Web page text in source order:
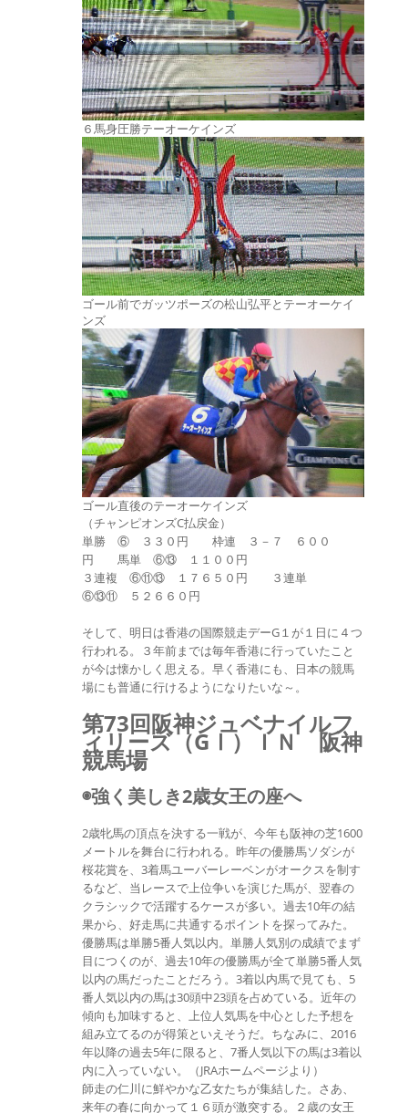
６馬身圧勝テーオーケインズ
ゴール前でガッツポーズの松山弘平とテーオーケイ
ンズ
ゴール直後のテーオーケインズ
（チャンピオンズC払戻金）
単勝 ⑥ ３３０円 枠連 ３－７ ６００
円 馬単 ⑥⑬ １１００円
３連複 ⑥⑪⑬ １７６５０円 ３連単
⑥⑬⑪ ５２６６０円
そして、明日は香港の国際競走デーG１が１日に４つ
行われる。３年前までは毎年香港に行っていたこと
が今は懐かしく思える。早く香港にも、日本の競馬
場にも普通に行けるようになりたいな～。
第73回阪神ジュベナイルフ
ィリーズ（GⅠ）ＩＮ 阪神
競馬場
◉強く美しき2歳女王の座へ
2歳牝馬の頂点を決する一戦が、今年も阪神の芝1600
メートルを舞台に行われる。昨年の優勝馬ソダシが
桜花賞を、3着馬ユーバーレーベンがオークスを制す
るなど、当レースで上位争いを演じた馬が、翌春の
クラシックで活躍するケースが多い。過去10年の結
果から、好走馬に共通するポイントを探ってみた。
優勝馬は単勝5番人気以内。単勝人気別の成績でまず
目につくのが、過去10年の優勝馬が全て単勝5番人気
以内の馬だったことだろう。3着以内馬で見ても、5
番人気以内の馬は30頭中23頭を占めている。近年の
傾向も加味すると、上位人気馬を中心とした予想を
組み立てるのが得策といえそうだ。ちなみに、2016
年以降の過去5年に限ると、7番人気以下の馬は3着以
内に入っていない。（JRAホームページより）
師走の仁川に鮮やかな乙女たちが集結した。さあ、
来年の春に向かって１６頭が激突する。２歳の女王